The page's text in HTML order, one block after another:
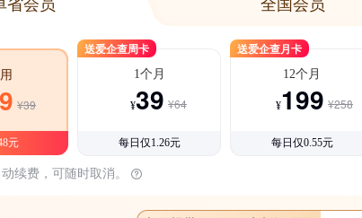
¥39
元
送爱企查周卡
1个月
¥39 ¥64
每日仅1.26元
送爱企查月卡
12个月
¥199 ¥258
每日仅0.55元
续费，可随时取消。